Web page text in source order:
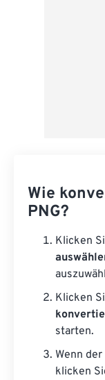
Wie
PNG?
Klicken
Klicken
starten.
Wenn
klicken